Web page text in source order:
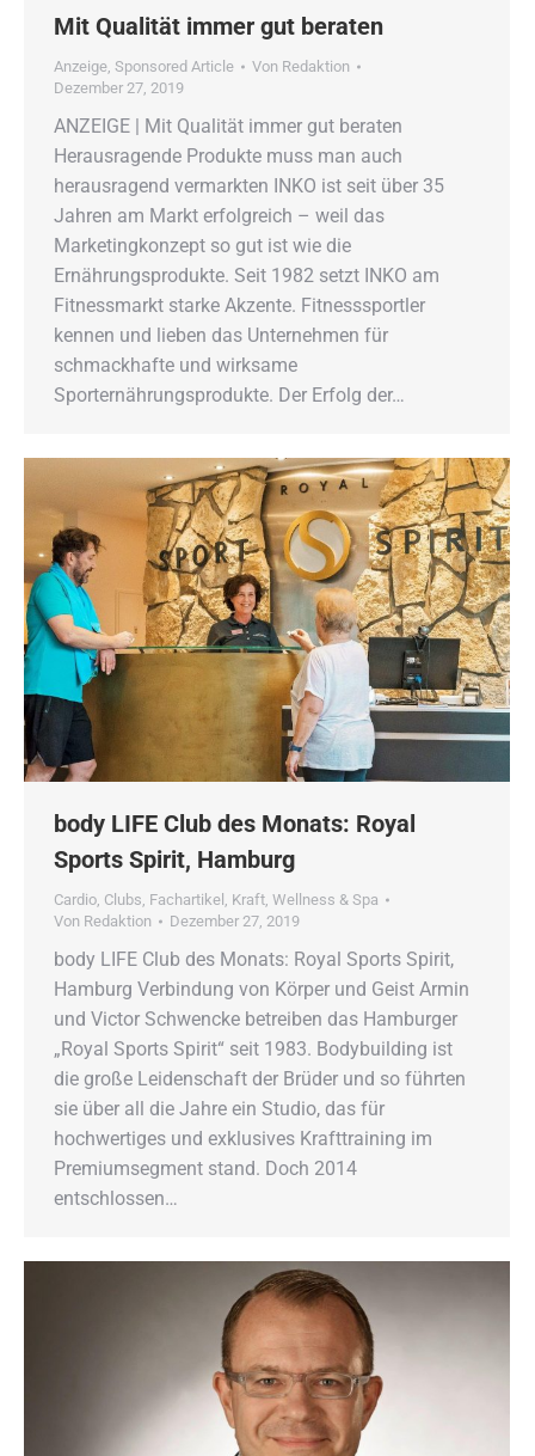
Mit Qualität immer gut beraten
Anzeige, Sponsored Article Von Redaktion
Dezember 27, 2019
ANZEIGE | Mit Qualität immer gut beraten
Herausragende Produkte muss man auch
herausragend vermarkten INKO ist seit über 35
Jahren am Markt erfolgreich – weil das
Marketingkonzept so gut ist wie die
Ernährungsprodukte. Seit 1982 setzt INKO am
Fitnessmarkt starke Akzente. Fitnesssportler
kennen und lieben das Unternehmen für
schmackhafte und wirksame
Sporternährungsprodukte. Der Erfolg der…
body LIFE Club des Monats: Royal
Sports Spirit, Hamburg
Cardio, Clubs, Fachartikel , Kraft, Wellness & Spa
Von Redaktion Dezember 27, 2019
body LIFE Club des Monats: Royal Sports Spirit,
Hamburg Verbindung von Körper und Geist Armin
und Victor Schwencke betreiben das Hamburger
„Royal Sports Spirit“ seit 1983. Bodybuilding ist
die große Leidenschaft der Brüder und so führten
sie über all die Jahre ein Studio, das für
hochwertiges und exklusives Krafttraining im
Premiumsegment stand. Doch 2014
entschlossen…